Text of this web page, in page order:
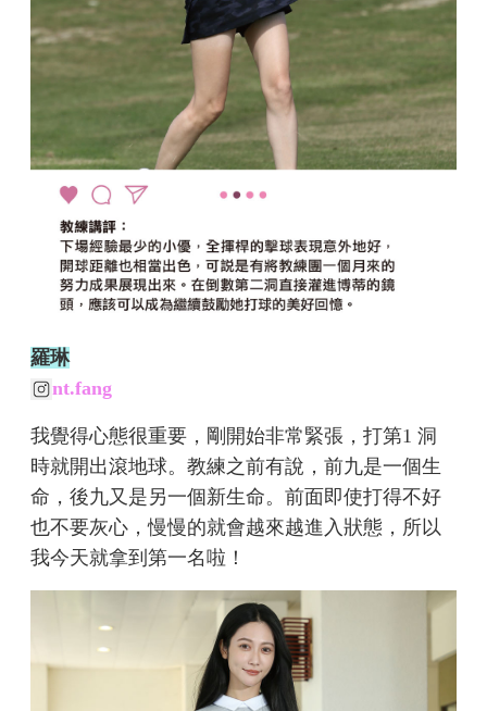
羅琳
nt.fang
我覺得心態很重要，剛開始非常緊張，打第1 洞
時就開出滾地球。教練之前有說，前九是一個生
命，後九又是另一個新生命。前面即使打得不好
也不要灰心，慢慢的就會越來越進入狀態，所以
我今天就拿到第一名啦！